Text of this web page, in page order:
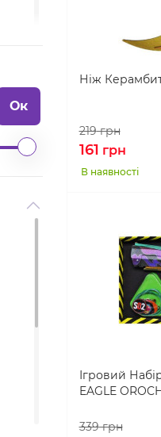
Ок
Ніж
219грн
161 грн
В наявності
Ігровий
EAGLE
339грн